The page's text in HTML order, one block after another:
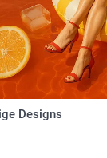
Designs